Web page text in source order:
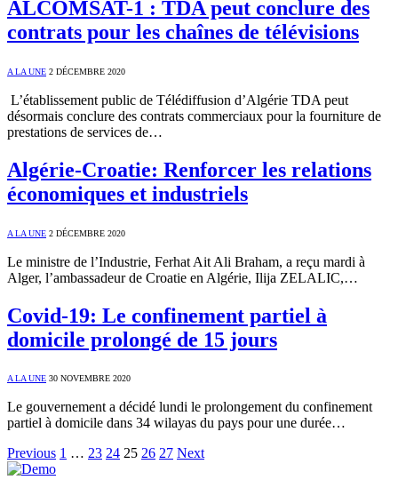
ALCOMSAT-1 : TDA peut conclure des
contrats pour les chaînes de télévisions
A LA UNE 2 DÉCEMBRE 2020
L’établissement public de Télédiffusion d’Algérie TDA peut
désormais conclure des contrats commerciaux pour la fourniture de
prestations de services de…
Algérie-Croatie: Renforcer les relations
économiques et industriels
A LA UNE 2 DÉCEMBRE 2020
Le ministre de l’Industrie, Ferhat Ait Ali Braham, a reçu mardi à
Alger, l’ambassadeur de Croatie en Algérie, Ilija ZELALIC,…
Covid-19: Le confinement partiel à
domicile prolongé de 15 jours
A LA UNE 30 NOVEMBRE 2020
Le gouvernement a décidé lundi le prolongement du confinement
partiel à domicile dans 34 wilayas du pays pour une durée…
Previous 1 … 23 24 25 26 27 Next